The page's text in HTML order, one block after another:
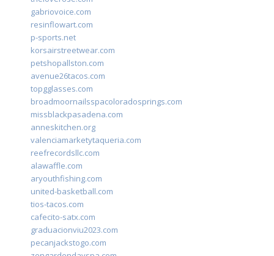
gabriovoice.com
resinflowart.com
p-sports.net
korsairstreetwear.com
petshopallston.com
avenue26tacos.com
topgglasses.com
broadmoornailsspacoloradosprings.com
missblackpasadena.com
anneskitchen.org
valenciamarketytaqueria.com
reefrecordsllc.com
alawaffle.com
aryouthfishing.com
united-basketball.com
tios-tacos.com
cafecito-satx.com
graduacionviu2023.com
pecanjackstogo.com